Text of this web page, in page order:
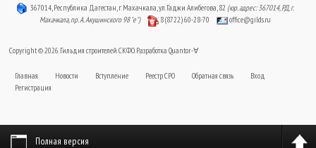
367014, Республика Дагестан, г. Махачкала, ул. Гаджи Алибегова, 82 (юр. адрес: 367014, РД, г.
Махачкала, пр. А. Акушинского 98 "е")
8 (8722) 60-28-70 office@gilds.ru
Copyright © 2026. Гильдия строителей СКФО. Разработка Quantor-∀
Главная Новости Вступление Реестр СРО Обратная связь
Вход
Регистрация
Полная версия